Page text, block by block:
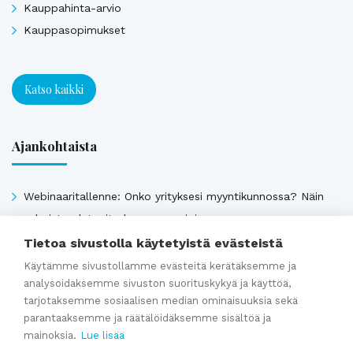
Kauppahinta-arvio
Kauppasopimukset
Katso kaikki
Ajankohtaista
Webinaaritallenne: Onko yrityksesi myyntikunnossa? Näin
valmistaudut yrityskauppaan ajoissa
Kumppaniblogi: Avio-oikeus ja omistajanvaihdos
Yrityskauppablogi: Miksi käyttää yritysvälittäjää
yrityskaupassa?
Yrityskauppablogi: Yritysvälittäjän työ kulissien takana
Yrityskauppablogi: Miten valmistella yritys myyntikuntoon 12
Tietoa sivustolla käytetyistä evästeistä
Käytämme sivustollamme evästeitä kerätäksemme ja
analysoidaksemme sivuston suorituskykyä ja käyttöä,
tarjotaksemme sosiaalisen median ominaisuuksia sekä
parantaaksemme ja räätälöidäksemme sisältöä ja
mainoksia. Lue lisää